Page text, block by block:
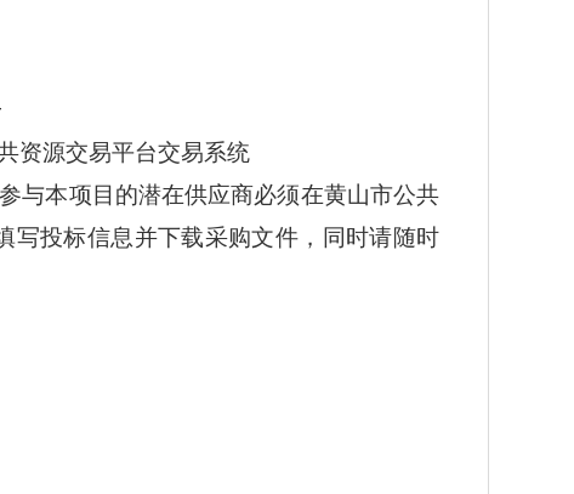
资源交易平台交易系统
与本项目的潜在供应商必须在黄山市公共
写投标信息并下载采购文件，同时请随时